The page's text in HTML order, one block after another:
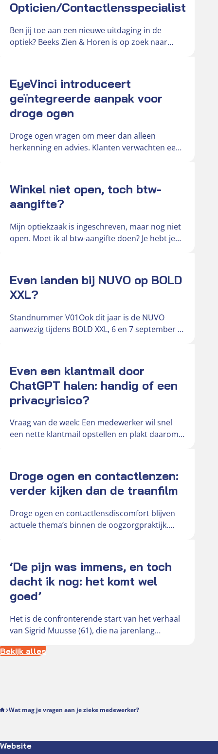
Opticien/Contactlensspecialist
Ben jij toe aan een nieuwe uitdaging in de
optiek? Beeks Zien & Horen is op zoek naar
EyeVinci introduceert
geïntegreerde aanpak voor
droge ogen
Droge ogen vragen om meer dan alleen
herkenning en advies. Klanten verwachten een
Winkel niet open, toch btw-
aangifte?
Mijn optiekzaak is ingeschreven, maar nog niet
open. Moet ik al btw-aangifte doen? Je hebt je
Even landen bij NUVO op BOLD
XXL?
Standnummer V01Ook dit jaar is de NUVO
aanwezig tijdens BOLD XXL, 6 en 7 september in
Even een klantmail door
ChatGPT halen: handig of een
privacyrisico?
Vraag van de week: Een medewerker wil snel
een nette klantmail opstellen en plakt daarom
Droge ogen en contactlenzen:
verder kijken dan de traanfilm
Droge ogen en contactlensdiscomfort blijven
actuele thema’s binnen de oogzorgpraktijk.
groeiende vraag…
‘De pijn was immens, en toch
dacht ik nog: het komt wel
goed’
Het is de confronterende start van het verhaal
van Sigrid Muusse (61), die na jarenlang
getroffen…
Bekijk alles
Wat mag je vragen aan je zieke medewerker?
Website